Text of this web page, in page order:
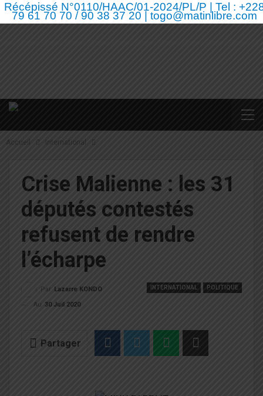
Récépissé N°0110/HAAC/01-2024/PL/P | Tel :
79 61 70 70 / 90 38 37 20 | togo@matinlibre.com
Accueil International
Crise Malienne : les 31
députés contestés
refusent de rendre
l’écharpe
INTERNATIONAL POLITIQUE
Par
Lazarre KONDO
Au
30 Juil 2020
Partager